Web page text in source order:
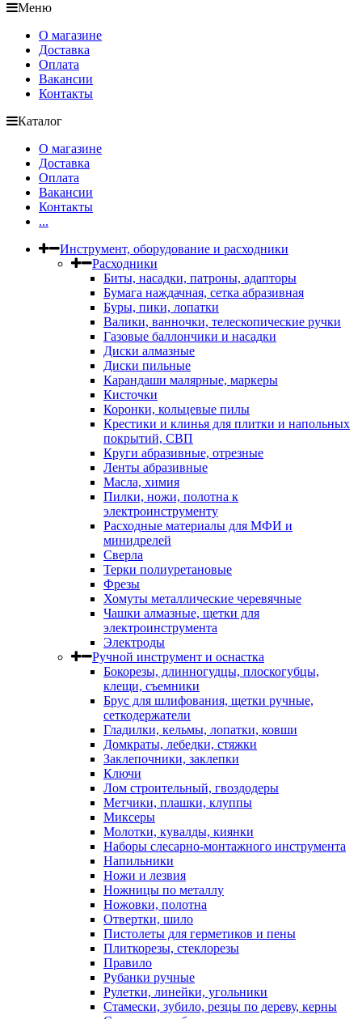
Меню
О магазине
Доставка
Оплата
Вакансии
Контакты
Каталог
О магазине
Доставка
Оплата
Вакансии
Контакты
...
Инструмент, оборудование и расходники
Расходники
Биты, насадки, патроны, адапторы
Бумага наждачная, сетка абразивная
Буры, пики, лопатки
Валики, ванночки, телескопические ручки
Газовые баллончики и насадки
Диски алмазные
Диски пильные
Карандаши малярные, маркеры
Кисточки
Коронки, кольцевые пилы
Крестики и клинья для плитки и напольных
покрытий, СВП
Круги абразивные, отрезные
Ленты абразивные
Масла, химия
Пилки, ножи, полотна к
электроинструменту
Расходные материалы для МФИ и
минидрелей
Сверла
Терки полиуретановые
Фрезы
Хомуты металлические черевячные
Чашки алмазные, щетки для
электроинструмента
Электроды
Ручной инструмент и оснастка
Бокорезы, длинногудцы, плоскогубцы,
клещи, съемники
Брус для шлифования, щетки ручные,
сеткодержатели
Гладилки, кельмы, лопатки, ковши
Домкраты, лебедки, стяжки
Заклепочники, заклепки
Ключи
Лом строительный, гвоздодеры
Метчики, плашки, клуппы
Миксеры
Молотки, кувалды, киянки
Наборы слесарно-монтажного инструмента
Напильники
Ножи и лезвия
Ножницы по металлу
Ножовки, полотна
Отвертки, шило
Пистолеты для герметиков и пены
Плиткорезы, стеклорезы
Правило
Рубанки ручные
Рулетки, линейки, угольники
Стамески, зубило, резцы по дереву, керны